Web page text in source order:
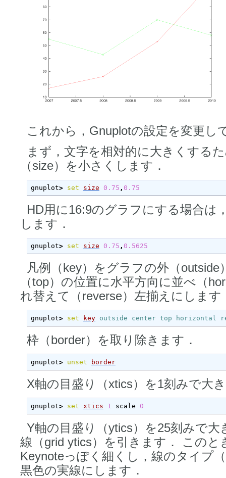
これから，Gnuplotの設定を変更し
まず，文字を相対的に大きくする
（size）を小さくします．
gnuplot> set size 0.75 , 0.75
HD用に16:9のグラフにする場合は
します．
gnuplot> set size 0.75 , 0.5625
凡例（key）をグラフの外（outside
（top）の位置に水平方向に並べ（
れ替えて（reverse）左揃えにします
gnuplot> set key outside center top horizontal
枠（border）を取り除きます．
gnuplot> unset border
X軸の目盛り（xtics）を1刻みで大
gnuplot> set xtics 1 scale 0
Y軸の目盛り（ytics）を25刻みで
線（grid ytics）を引きます． このと
Keynoteっぽく細くし，線のタイプ
黒色の実線にします．